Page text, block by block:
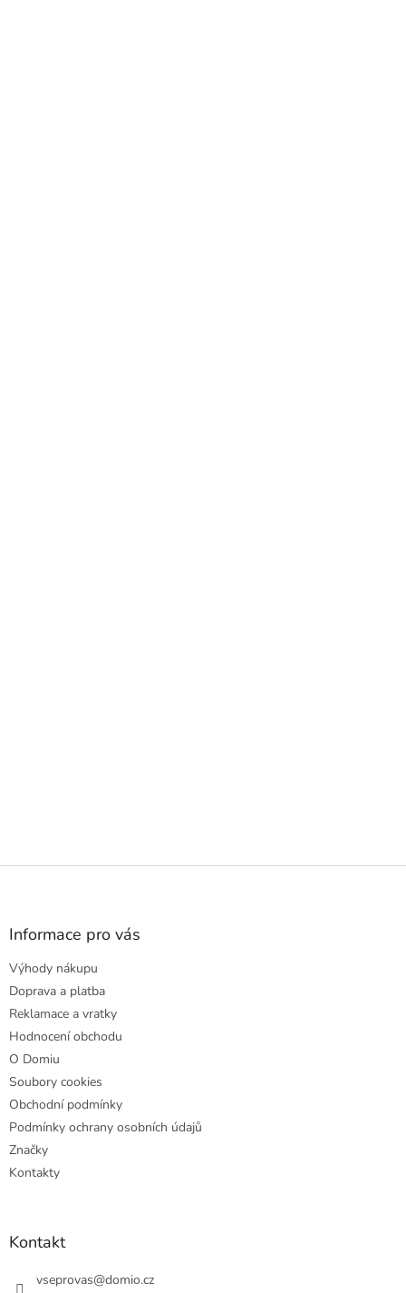
Z
Informace pro vás
Výhody nákupu
Doprava a platba
Reklamace a vratky
Hodnocení obchodu
O Domiu
Soubory cookies
Obchodní podmínky
Podmínky ochrany osobních údajů
Značky
Kontakty
Kontakt
vseprovas@domio.cz